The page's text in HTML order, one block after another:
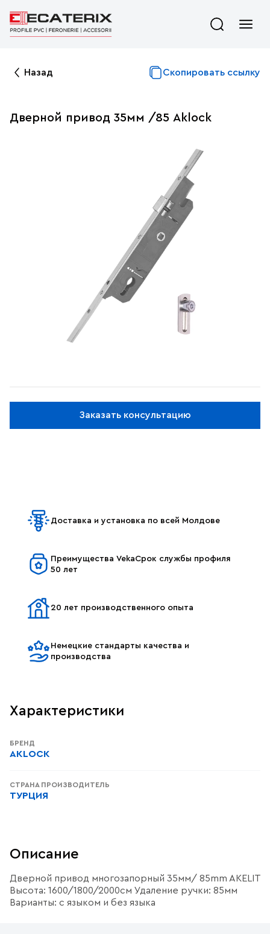
Назад Скопировать ссылку
Дверной привод 35мм /85 Aklock
Заказать консультацию
Доставка и установка по всей Молдове
Преимущества VekaСрок службы профиля
50 лет
20 лет производственного опыта
Немецкие стандарты качества и
производства
Характеристики
БРЕНД
AKLOCK
СТРАНА ПРОИЗВОДИТЕЛЬ
ТУРЦИЯ
Описание
Дверной привод многозапорный 35мм/ 85mm AKELIT
Высота: 1600/1800/2000см Удаление ручки: 85мм
Варианты: с языком и без языка